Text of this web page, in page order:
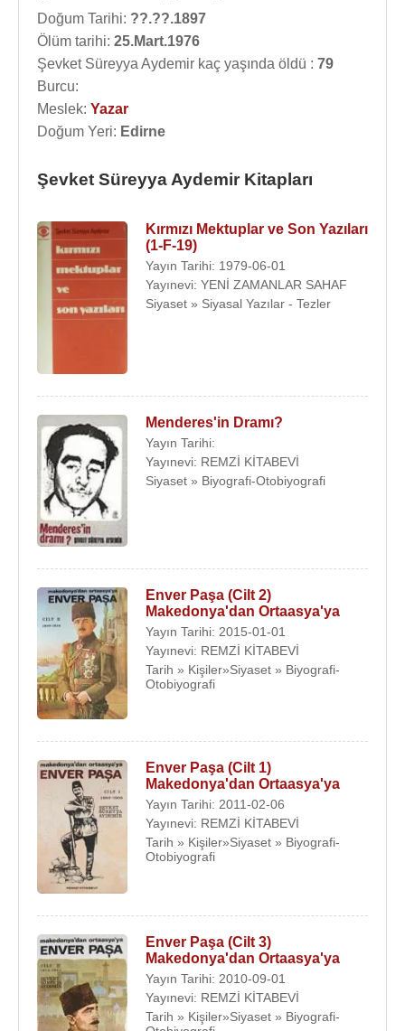
Doğum Tarihi: ??.??.1897
Ölüm tarihi: 25.Mart.1976
Şevket Süreyya Aydemir kaç yaşında öldü : 79
Burcu:
Meslek: Yazar
Doğum Yeri: Edirne
Şevket Süreyya Aydemir Kitapları
Kırmızı Mektuplar ve Son Yazıları
(1-F-19)
Yayın Tarihi: 1979-06-01
Yayınevi: YENİ ZAMANLAR SAHAF
Siyaset » Siyasal Yazılar - Tezler
Menderes'in Dramı?
Yayın Tarihi:
Yayınevi: REMZİ KİTABEVİ
Siyaset » Biyografi-Otobiyografi
Enver Paşa (Cilt 2)
Makedonya'dan Ortaasya'ya
Yayın Tarihi: 2015-01-01
Yayınevi: REMZİ KİTABEVİ
Tarih » Kişiler»Siyaset » Biyografi-
Otobiyografi
Enver Paşa (Cilt 1)
Makedonya'dan Ortaasya'ya
Yayın Tarihi: 2011-02-06
Yayınevi: REMZİ KİTABEVİ
Tarih » Kişiler»Siyaset » Biyografi-
Otobiyografi
Enver Paşa (Cilt 3)
Makedonya'dan Ortaasya'ya
Yayın Tarihi: 2010-09-01
Yayınevi: REMZİ KİTABEVİ
Tarih » Kişiler»Siyaset » Biyografi-